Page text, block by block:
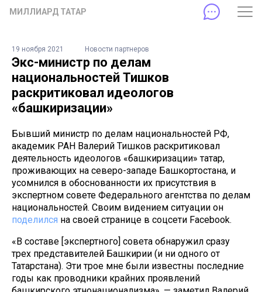
МИЛЛИАРД ТАТАР
19 ноября 2021 Новости партнеров
Экс-министр по делам
национальностей Тишков
раскритиковал идеологов
«башкиризации»
Бывший министр по делам национальностей РФ,
академик РАН Валерий Тишков раскритиковал
деятельность идеологов «башкиризации» татар,
проживающих на северо-западе Башкортостана, и
усомнился в обоснованности их присутствия в
экспертном совете Федерального агентства по делам
национальностей. Своим видением ситуации он
поделился на своей странице в соцсети Facebook.
«В составе [экспертного] совета обнаружил сразу
трех представителей Башкирии (и ни одного от
Татарстана). Эти трое мне были известны последние
годы как проводники крайних проявлений